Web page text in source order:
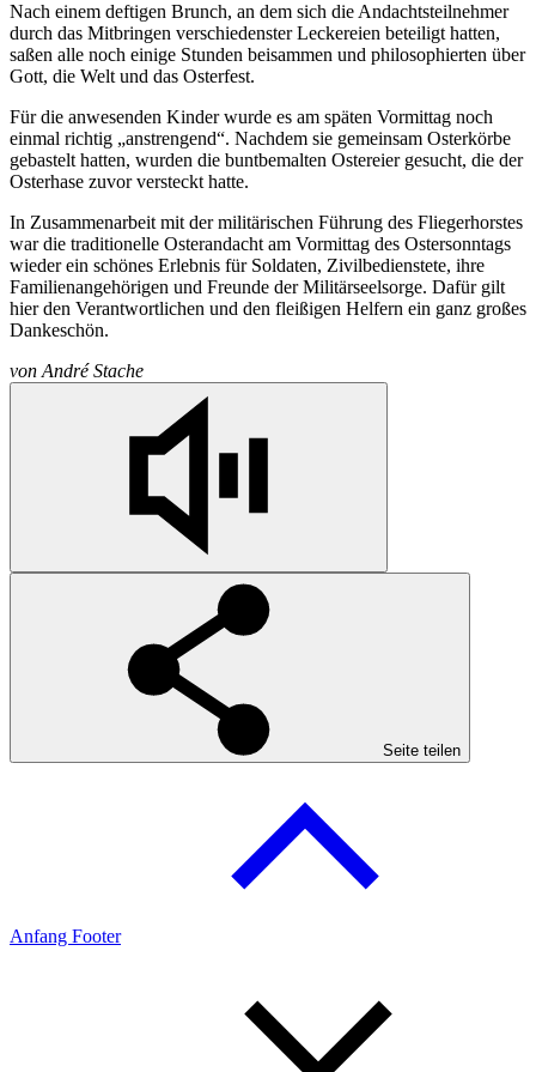
Nach einem deftigen Brunch, an dem sich die Andachtsteilnehmer
durch das Mitbringen verschiedenster Leckereien beteiligt hatten,
saßen alle noch einige Stunden beisammen und philosophierten über
Gott, die Welt und das Osterfest.
Für die anwesenden Kinder wurde es am späten Vormittag noch
einmal richtig „anstrengend“. Nachdem sie gemeinsam Osterkörbe
gebastelt hatten, wurden die buntbemalten Ostereier gesucht, die der
Osterhase zuvor versteckt hatte.
In Zusammenarbeit mit der militärischen Führung des Fliegerhorstes
war die traditionelle Osterandacht am Vormittag des Ostersonntags
wieder ein schönes Erlebnis für Soldaten, Zivilbedienstete, ihre
Familienangehörigen und Freunde der Militärseelsorge. Dafür gilt
hier den Verantwortlichen und den fleißigen Helfern ein ganz großes
Dankeschön.
von André Stache
Seite teilen
Anfang Footer